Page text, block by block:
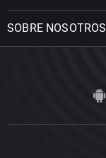
SOBRE NOSOTROS